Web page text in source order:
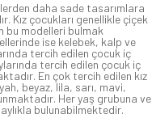
daha sade tasarımlara
Kız çocukları genellikle çiçek
bu modelleri bulmak
ise kelebek, kalp ve
tercih edilen çocuk iç
tercih edilen çocuk iç
En çok tercih edilen kız
beyaz, lila, sarı, mavi,
Her yaş grubuna ve
bulunabilmektedir.